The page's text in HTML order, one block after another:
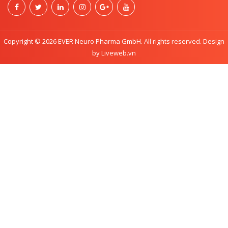
Copyright © 2026 EVER Neuro Pharma GmbH. All rights reserved. Design
by Liveweb.vn